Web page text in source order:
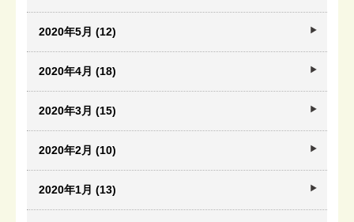
2020年5月 (12)
2020年4月 (18)
2020年3月 (15)
2020年2月 (10)
2020年1月 (13)